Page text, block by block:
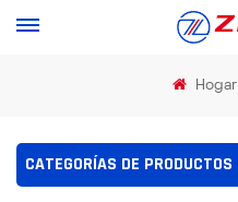
Hogar
CATEGORÍAS DE PRODUCTOS